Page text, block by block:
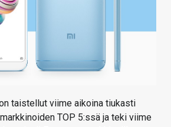
taistellut viime aikoina tiukasti
TOP 5:ssä ja teki viime